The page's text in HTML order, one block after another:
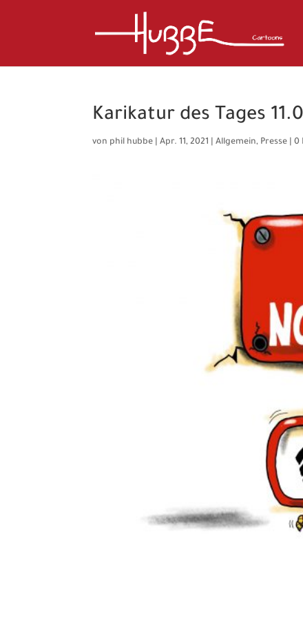
Karikatur des Tages
von phil hubbe |Apr. 11, 2021 |Allgemein, Presse |0